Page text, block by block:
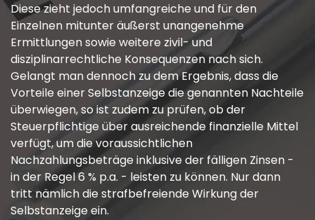
Diese zieht jedoch umfangreiche und für den
Einzelnen mitunter äußerst unangenehme
Ermittlungen sowie weitere zivil- und
disziplinarrechtliche Konsequenzen nach sich.
Gelangt man dennoch zu dem Ergebnis, dass die
Vorteile einer Selbstanzeige die genannten Nachteile
überwiegen, so ist zudem zu prüfen, ob der
Steuerpflichtige über ausreichende finanzielle Mittel
verfügt, um die voraussichtlichen
Nachzahlungsbeträge inklusive der fälligen Zinsen -
in der Regel 6 % p.a. - leisten zu können. Nur dann
tritt nämlich die strafbefreiende Wirkung der
Selbstanzeige ein.